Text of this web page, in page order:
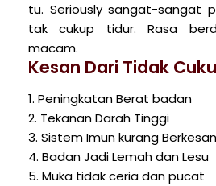
tu. Seriously sangat-sangat
tak cukup tidur. Rasa
macam.
Kesan Dari Tidak
1. Peningkatan Berat badan
2. Tekanan Darah Tinggi
3. Sistem Imun kurang Berkesan
4. Badan Jadi Lemah dan Lesu
5. Muka tidak ceria dan pucat